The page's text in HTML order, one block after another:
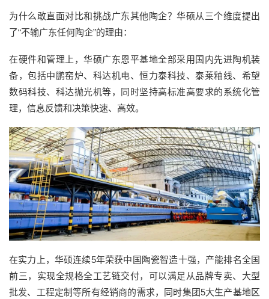
为什么敢直面对比和挑战广东其他陶企？华硕从三个维度提出
了“不输广东任何陶企”的理由：
在硬件和管理上，华硕广东恩平基地全部采用国内先进陶机装
备，包括中鹏窑炉、科达机电、恒力泰科技、泰莱釉线、希望
数码科技、科达抛光机等，同时坚持高标准高要求的系统化管
理，信息反馈和决策快速、高效。
在实力上，华硕连续5年荣获中国陶瓷智造十强，产能排名全国
前三，实现全规格全工艺链交付，可以满足从品牌专卖、大型
批发、工程定制等所有经销商的需求，同时集团5大生产基地区